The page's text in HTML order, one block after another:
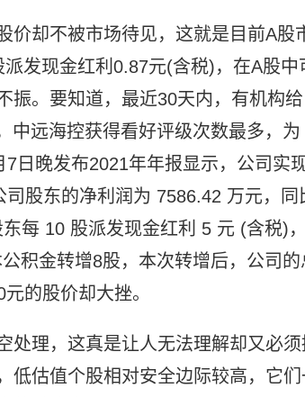
价却不被市场待见，这就是目前A股
发现金红利0.87元(含税)，在A股中
振。要知道，最近30天内，有机构给
中远海控获得看好评级次数最多，为
日晚发布2021年年报显示，公司实
股东的净利润为 7586.42 万元，同
每 10 股派发现金红利 5 元 (含税)
积金转增8股，本次转增后，公司的
的股价却大挫。
处理，这真是让人无法理解却又必须
低估值个股相对安全边际较高，它们